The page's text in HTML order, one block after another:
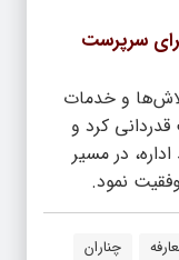
سرپرست
و خدمات
کرد و
در مسیر
نمود.
چناران